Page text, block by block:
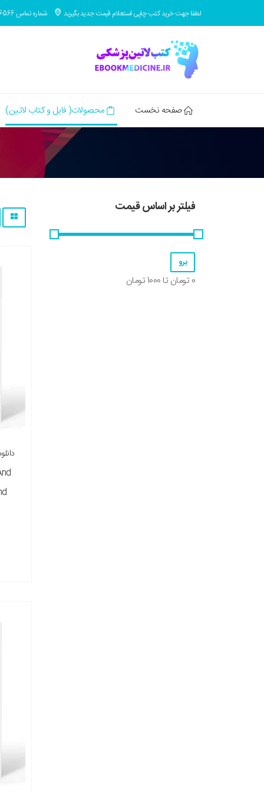
شماره تماس 09371686566 لطفا جهت خرید کتب چاپی استعلام قیمت جدید بگیرید
صفحه نخست محصولات( فایل و کتاب لاتین)
فیلتر بر اساس قیمت
0 تومان تا 1000تومان